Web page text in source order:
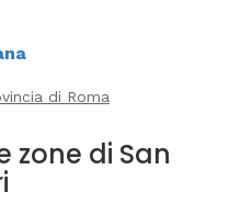
di Roma
zone di San